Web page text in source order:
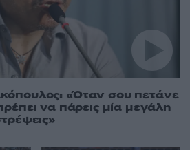
«Όταν σου πετάνε
να πάρεις μία μεγάλη